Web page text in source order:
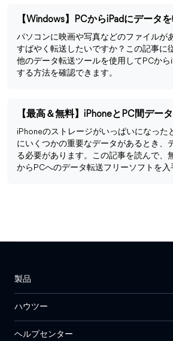
【Windows】PCからiPadにデータ
パソコンに映画や写真などのファイルが
すばやく転送したいですか？この記事に
他のデータ転送ツールを使用してPCから
する方法を確認できます。
【最高＆無料】iPhoneとPC間デー
iPhoneのストレージがいっぱいになった
にいくつかの重要なデータがあるとき、
る必要があります。この記事を読んで、
からPCへのデータ転送フリーソフトを入
製品
ハウツー
ヘルプセンター